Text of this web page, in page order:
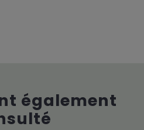
également